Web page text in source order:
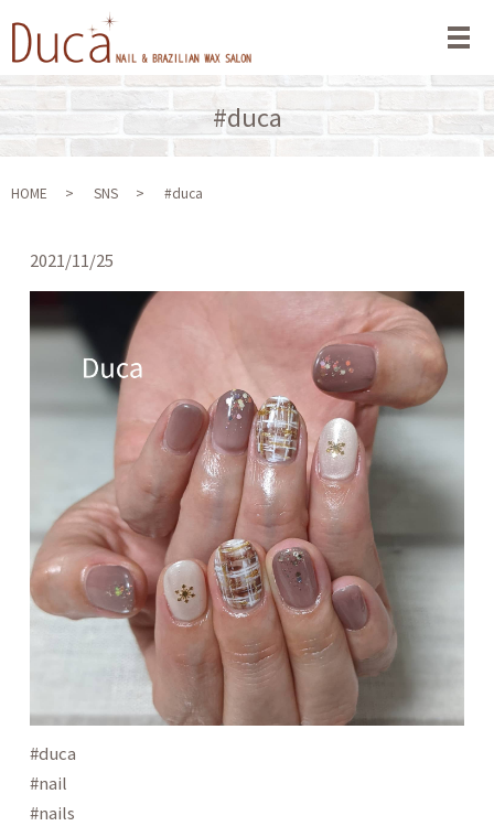
メ
#duca
HOME SNS #duca
2021/11/25
#duca
#nail
#nails